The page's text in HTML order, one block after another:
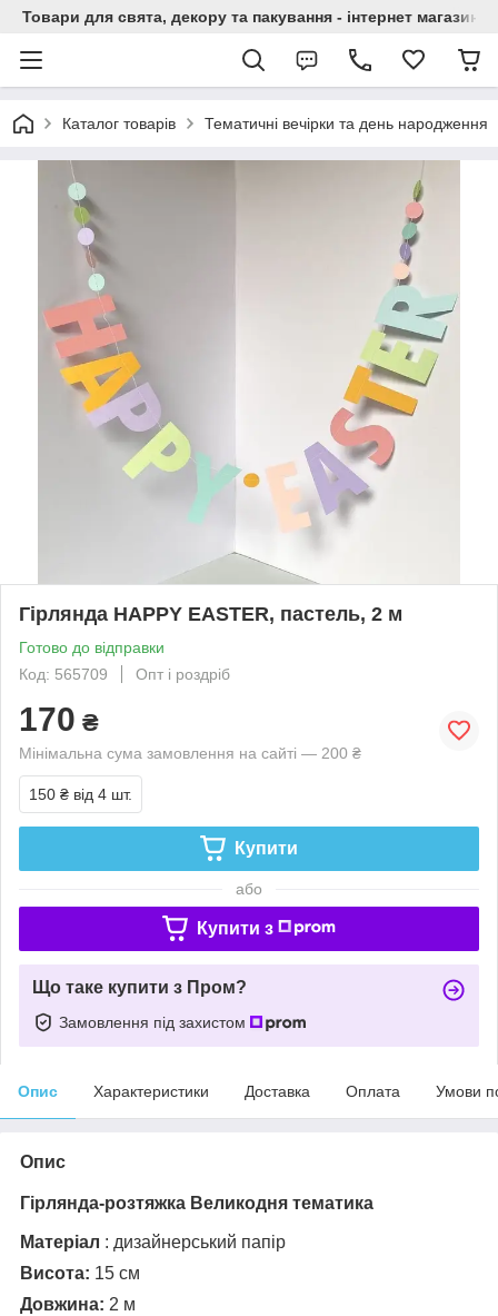
Товари для свята, декору та пакування - інтернет магазин
Каталог товарів Тематичні вечірки та день народження
Гірлянда HAPPY EASTER, пастель, 2 м
Готово до відправки
Код: 565709
Опт і роздріб
170 ₴
Мінімальна сума замовлення на сайті — 200 ₴
150 ₴ від 4 шт.
Купити
або
Купити з
Що таке купити з Пром?
Замовлення під захистом
Опис Характеристики Доставка Оплата Умови
Опис
Гірлянда-розтяжка Великодня тематика
Матеріал : дизайнерський папір
Висота: 15 см
Довжина: 2 м